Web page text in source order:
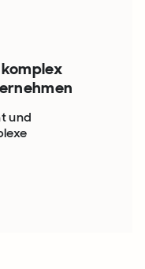
und